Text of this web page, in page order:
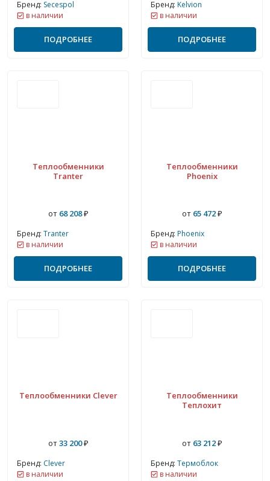
Бренд: Secespol
в наличии
ПОДРОБНЕЕ
Бренд: Kelvion
в наличии
ПОДРОБНЕЕ
Теплообменники
Tranter
от68 208₽
Бренд: Tranter
в наличии
ПОДРОБНЕЕ
Теплообменники
Phoenix
от65 472₽
Бренд: Phoenix
в наличии
ПОДРОБНЕЕ
Теплообменники Clever
от33 200₽
Бренд: Clever
в наличии
Теплообменники
Теплохит
от63 212₽
Бренд: Термоблок
в наличии